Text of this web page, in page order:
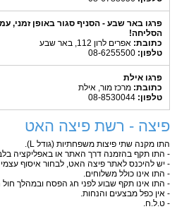
פרגו באר שבע - הסניף סגור באופן זמני,
הסליחה!
כתובת: אפרים לרון 112, באר שבע
טלפון:
פרגו אילת
כתובת: מרכז מור, אילת
טלפון:
פיצה - רשת פיצה האט
התו מקנה שתי פיצות משפחתיות (גודל L).
- התו תקף בהזמנה דרך האתר או באפליקציה
- יש להיכנס לאתר פיצה האט, לבחור איסוף
- התו אינו כולל משלוחים.
- התו אינו תקף שבוע לפני חג הפסח ובמהלך חול
- אין כפל מבצעים והנחות.
- ט.ל.ח.